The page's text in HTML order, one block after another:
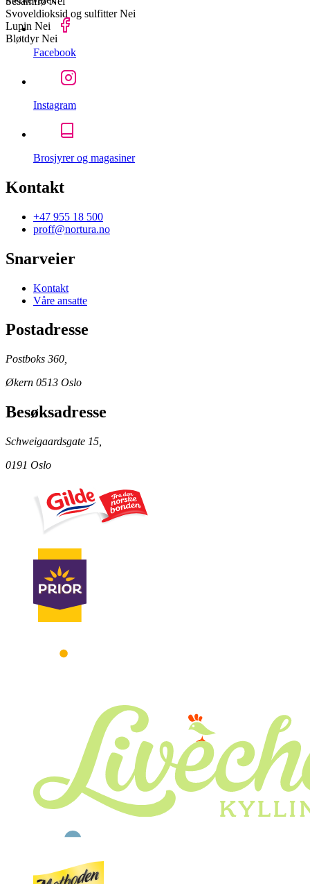
Svoveldioksid og sulfitter Nei
Lupin Nei
Bløtdyr Nei
Facebook
Instagram
Brosjyrer og magasiner
Kontakt
+47 955 18 500
proff@nortura.no
Snarveier
Kontakt
Våre ansatte
Postadresse
Postboks 360,
Økern 0513 Oslo
Besøksadresse
Schweigaardsgate 15,
0191 Oslo